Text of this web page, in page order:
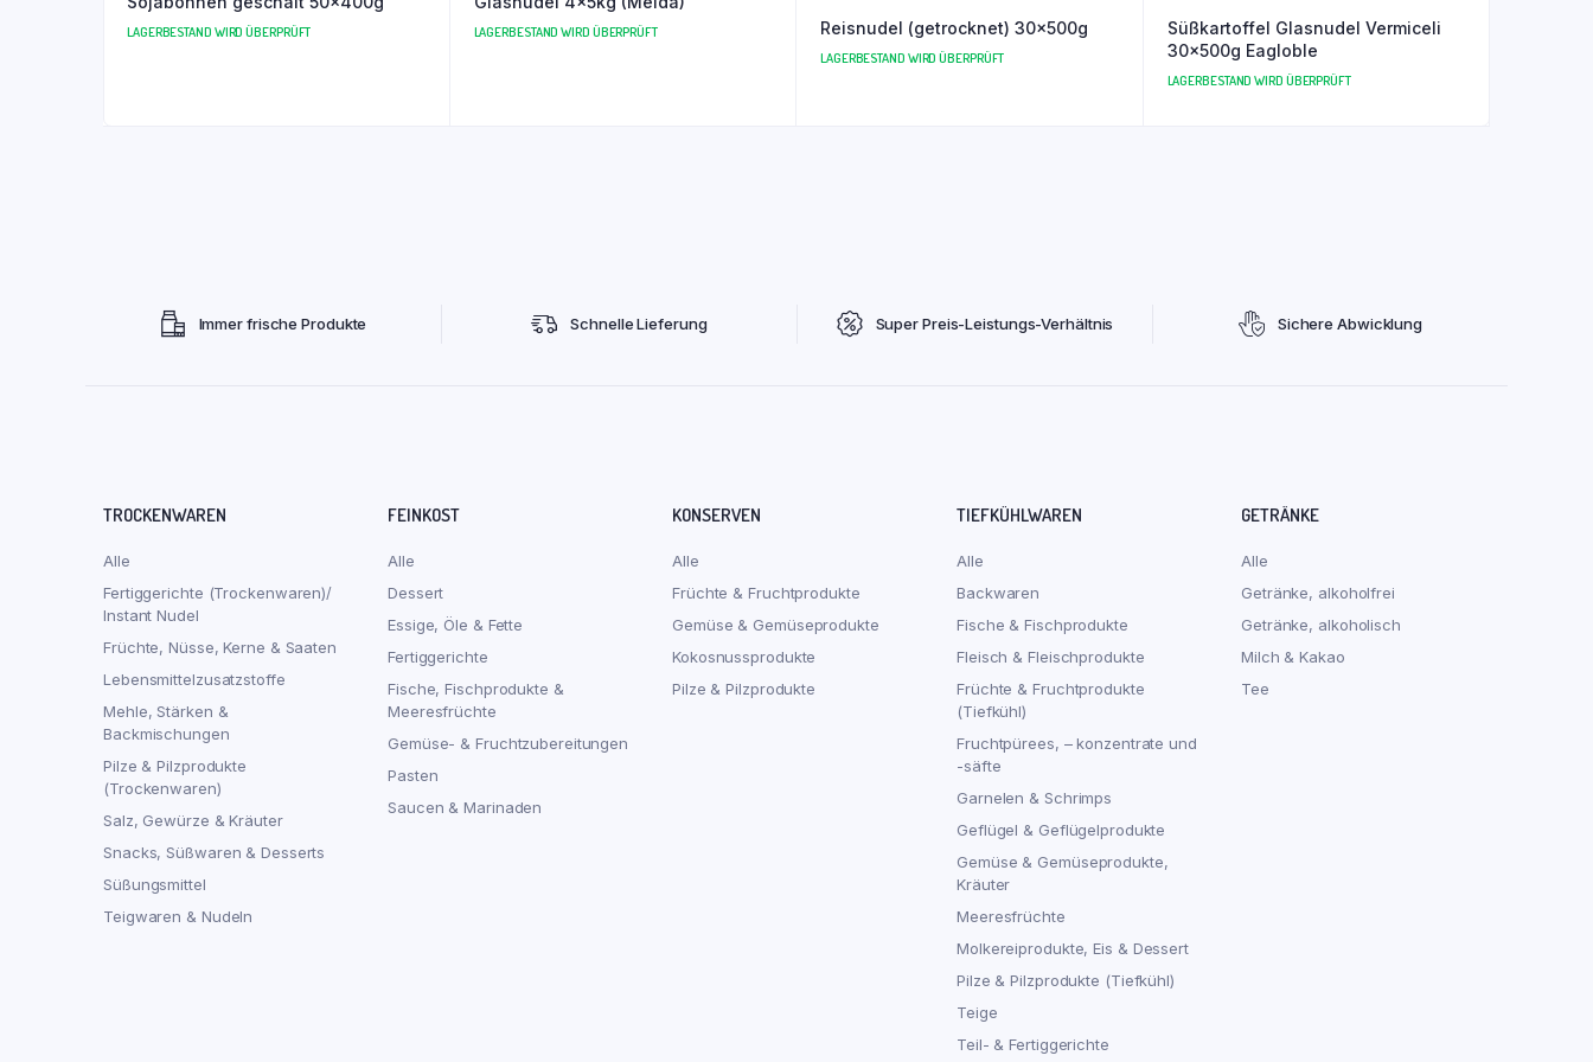
LAGERBESTAND WIRD ÜBERPRÜFT LAGERBESTAND WIRD ÜBERPRÜFT Reisnudel (getrocknet) 30x500g
LAGERBESTAND WIRD ÜBERPRÜFT
Süßkartoffel Glasnudel Vermiceli
30x500g Eagloble
LAGERBESTAND WIRD ÜBERPRÜFT
Immer frische Produkte Schnelle Lieferung Super Preis-Leistungs-Verhältnis Sichere Abwicklung
TROCKENWAREN
Alle
Fertiggerichte (Trockenwaren)/
Instant Nudel
Früchte, Nüsse, Kerne & Saaten
Lebensmittelzusatzstoffe
Mehle, Stärken &
Backmischungen
Pilze & Pilzprodukte
(Trockenwaren)
Salz, Gewürze & Kräuter
Snacks, Süßwaren & Desserts
Süßungsmittel
Teigwaren & Nudeln
FEINKOST
Alle
Dessert
Essige, Öle & Fette
Fertiggerichte
Fische, Fischprodukte &
Meeresfrüchte
Gemüse- & Fruchtzubereitungen
Pasten
Saucen & Marinaden
KONSERVEN
Alle
Früchte & Fruchtprodukte
Gemüse & Gemüseprodukte
Kokosnussprodukte
Pilze & Pilzprodukte
TIEFKÜHLWAREN
Alle
Backwaren
Fische & Fischprodukte
Fleisch & Fleischprodukte
Früchte & Fruchtprodukte
(Tiefkühl)
Fruchtpürees, – konzentrate und
-säfte
Garnelen & Schrimps
Geflügel & Geflügelprodukte
Gemüse & Gemüseprodukte,
Kräuter
Meeresfrüchte
Molkereiprodukte, Eis & Dessert
Pilze & Pilzprodukte (Tiefkühl)
Teige
Teil- & Fertiggerichte
GETRÄNKE
Alle
Getränke, alkoholfrei
Getränke, alkoholisch
Milch & Kakao
Tee